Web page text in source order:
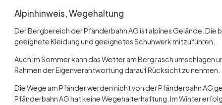
Alpinhinweis, Wegehaltung
Der Bergbereich der Pfänderbahn AG ist alpines Gelände.
geeignete Kleidung und geeignetes Schuhwerk mitzuführen.
Auch im Sommer kann das Wetter am Berg rasch umschlagen
Rahmen der Eigenverantwortung darauf Rücksicht zu nehmen.
Die Wege am Pfänder werden nicht von der Pfänderbahn AG
Pfänderbahn AG hat keine Wegehalterhaftung. Im Winter